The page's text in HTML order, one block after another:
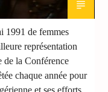
1991 de femmes
représentation
de la Conférence
chaque année pour
et ses efforts